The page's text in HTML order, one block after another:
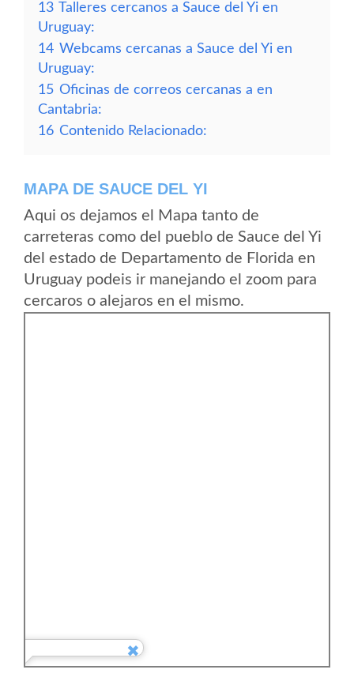
13 Talleres cercanos a Sauce del Yi en
Uruguay:
14 Webcams cercanas a Sauce del Yi en
Uruguay:
15 Oficinas de correos cercanas a en
Cantabria:
16 Contenido Relacionado:
MAPA DE SAUCE DEL YI
Aqui os dejamos el Mapa tanto de
carreteras como del pueblo de Sauce del Yi
del estado de Departamento de Florida en
Uruguay podeis ir manejando el zoom para
cercaros o alejaros en el mismo.